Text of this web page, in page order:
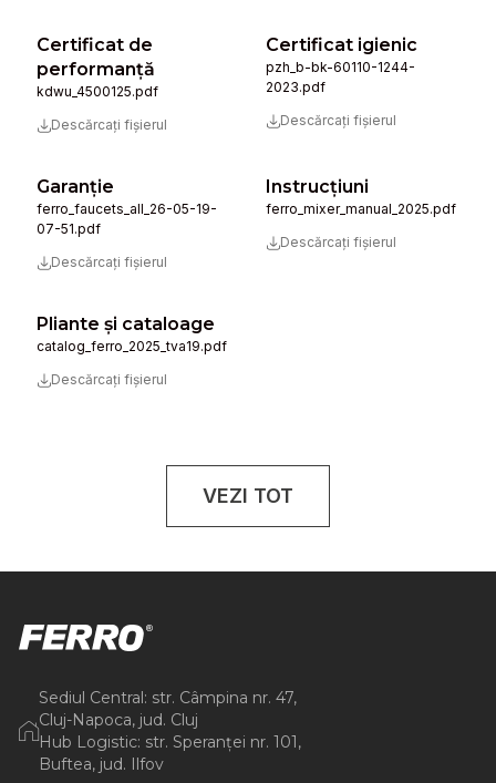
Certificat de
performanță
kdwu_4500125.pdf
Descărcați fișierul
Certificat igienic
pzh_b-bk-60110-1244-
2023.pdf
Descărcați fișierul
Garanție
ferro_faucets_all_26-05-19-
07-51.pdf
Descărcați fișierul
Instrucţiuni
ferro_mixer_manual_2025.pdf
Descărcați fișierul
Pliante și cataloage
catalog_ferro_2025_tva19.pdf
Descărcați fișierul
VEZI TOT
Sediul Central: str. Câmpina nr. 47,
Cluj-Napoca, jud. Cluj
Hub Logistic: str. Speranței nr. 101,
Buftea, jud. Ilfov